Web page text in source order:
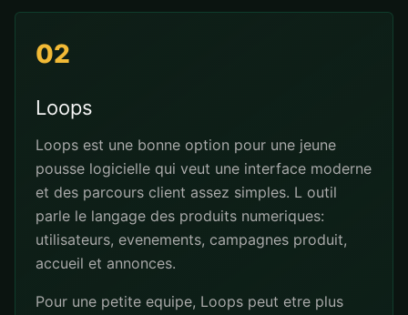
02
Loops
Loops est une bonne option pour une jeune
pousse logicielle qui veut une interface moderne
et des parcours client assez simples. L outil
parle le langage des produits numeriques:
utilisateurs, evenements, campagnes produit,
accueil et annonces.
Pour une petite equipe, Loops peut etre plus